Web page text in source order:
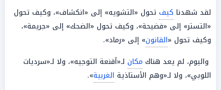
لقد شهدنا كيف تحول «التشويه» إلى «انكشاف»، وكيف تحول
«التستر» إلى «فضيحة»، وكيف تحول «الضحك» إلى «جريمة»،
وكيف تحول «القانون» إلى «رماد».
واليوم، لم يعد هناك مكان لـ«أقنعة التوجيه»، ولا لـ«سرديات
اللوبي»، ولا لـ«وهم الأستاذية الغربية».